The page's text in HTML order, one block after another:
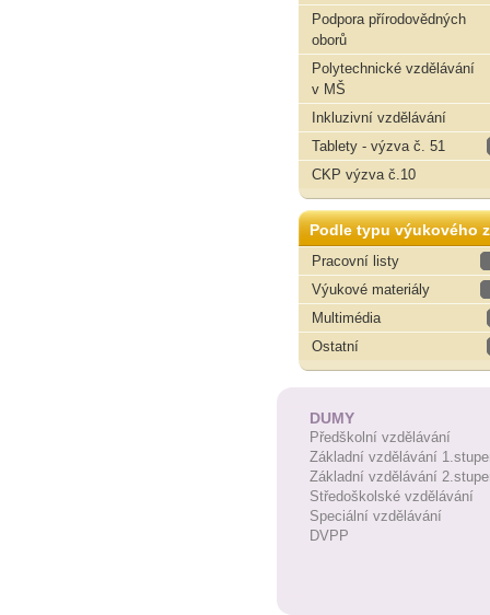
Podpora přírodovědných
oborů
Polytechnické vzdělávání
v MŠ
Inkluzivní vzdělávání
Tablety - výzva č. 51
CKP výzva č.10
Podle typu výukového
Pracovní listy
Výukové materiály
Multimédia
Ostatní
DUMY
Předškolní vzdělávání
Základní vzdělávání
Základní vzdělávání
Středoškolské vzdělávání
Speciální vzdělávání
DVPP